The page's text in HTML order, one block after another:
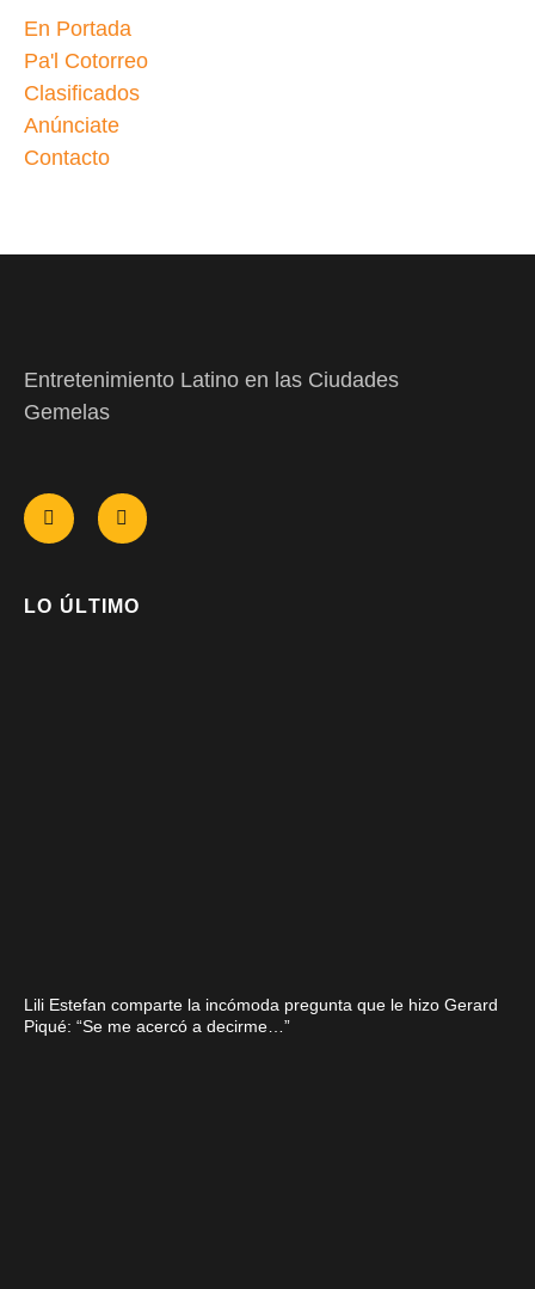
En Portada
Pa'l Cotorreo
Clasificados
Anúnciate
Contacto
Entretenimiento Latino en las Ciudades
Gemelas
LO ÚLTIMO
Lili Estefan comparte la incómoda pregunta que le hizo Gerard
Piqué: “Se me acercó a decirme…”